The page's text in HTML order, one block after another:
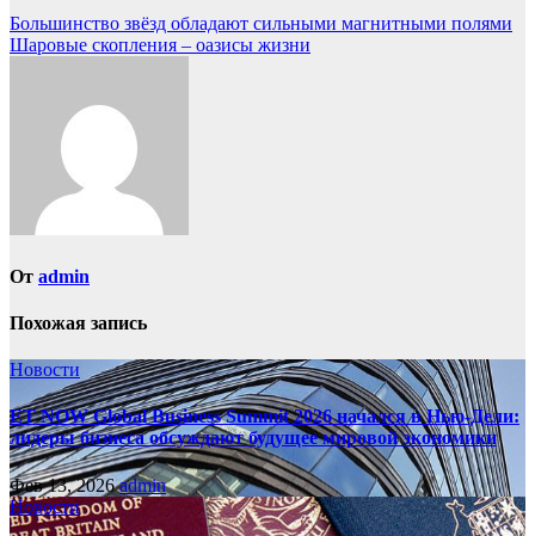
Навигация
по
Большинство звёзд обладают сильными магнитными полями
Шаровые скопления – оазисы жизни
От admin
Похожая запись
Новости
ET NOW Global Business Summit 2026 начался в Нью‑Дели:
лидеры бизнеса обсуждают будущее мировой экономики
Фев 13, 2026admin
Новости